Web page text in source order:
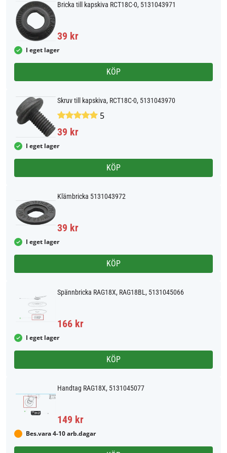
Bricka till kapskiva RCT18C-0, 5131043971
39 kr
I eget lager
KÖP
Skruv till kapskiva, RCT18C-0, 5131043970
5
39 kr
I eget lager
KÖP
Klämbricka 5131043972
39 kr
I eget lager
KÖP
Spännbricka RAG18X, RAG18BL, 5131045066
166 kr
I eget lager
KÖP
Handtag RAG18X, 5131045077
149 kr
Bes.vara 4-10 arb.dagar